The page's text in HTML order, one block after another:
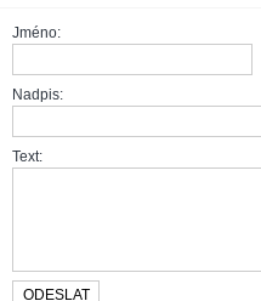
Jméno:
Nadpis:
Text: